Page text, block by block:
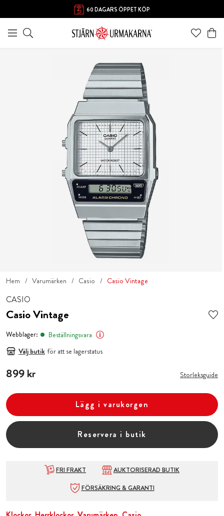
60 DAGARS ÖPPET KÖP
Hem Varumärken Casio Casio Vintage
CASIO
Casio Vintage
Webblager:
Beställningsvara
Välj butik för att se lagerstatus
Pris:899 kr
899 kr Storleksguide
Lägg i varukorgen
Reservera i butik
FRI FRAKT
AUKTORISERAD BUTIK
FÖRSÄKRING & GARANTI